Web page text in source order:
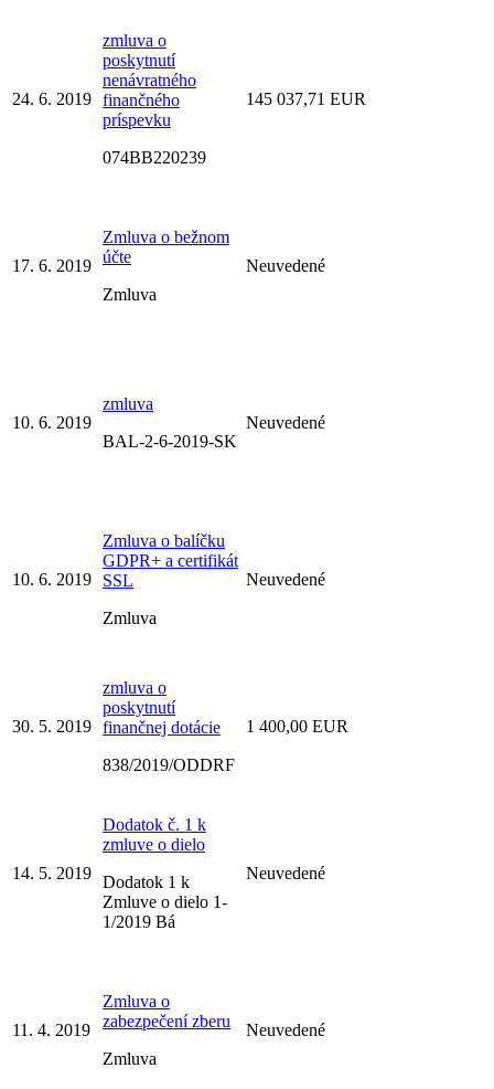
24. 6. 2019
zmluva o
poskytnutí
nenávratného
finančného
príspevku
074BB220239
145 037,71 EUR
17. 6. 2019
Zmluva o bežnom
účte
Zmluva
Neuvedené
10. 6. 2019
zmluva
BAL-2-6-2019-SK
Neuvedené
10. 6. 2019
Zmluva o balíčku
GDPR+ a certifikát
SSL
Zmluva
Neuvedené
30. 5. 2019
zmluva o
poskytnutí
finančnej dotácie
838/2019/ODDRF
1 400,00 EUR
14. 5. 2019
Dodatok č. 1 k
zmluve o dielo
Dodatok 1 k
Zmluve o dielo 1-
1/2019 Bá
Neuvedené
11. 4. 2019
Zmluva o
zabezpečení zberu
Zmluva
Neuvedené